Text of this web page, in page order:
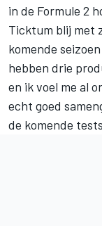
in de Formule 2
Ticktum blij met
komende
hebben drie
en ik voel me al
echt goed
de komende